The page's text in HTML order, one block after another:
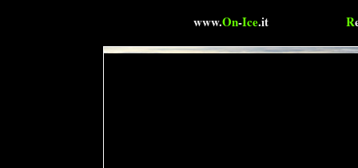
www.On-Ice.it R